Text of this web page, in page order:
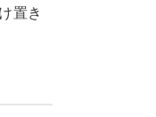
置き